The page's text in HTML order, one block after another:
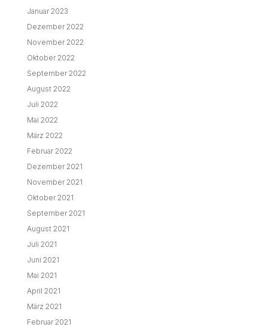
Januar 2023
Dezember 2022
November 2022
Oktober 2022
September 2022
August 2022
Juli 2022
Mai 2022
März 2022
Februar 2022
Dezember 2021
November 2021
Oktober 2021
September 2021
August 2021
Juli 2021
Juni 2021
Mai 2021
April 2021
März 2021
Februar 2021